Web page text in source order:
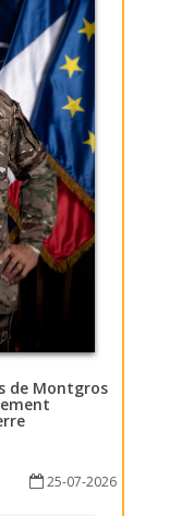
de Montgros
25-07-2026